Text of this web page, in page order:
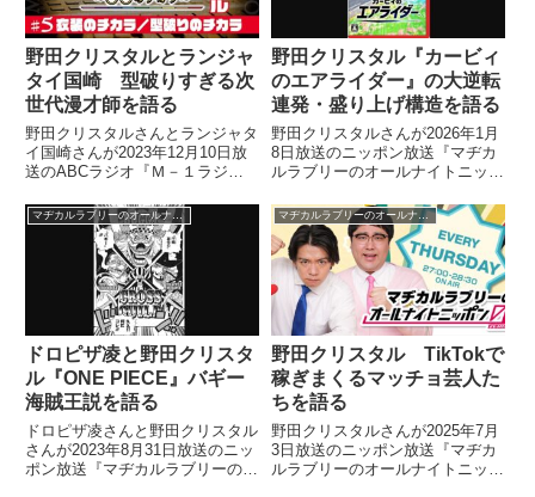
野田クリスタルとランジャ
タイ国崎 型破りすぎる次
世代漫才師を語る
野田クリスタルさんとランジャタ
イ国崎さんが2023年12月10日放
送のABCラジオ『Ｍ－１ラジオ
ランプリについてトーク。M-1公
式チャンネルで1回戦出場者の中
から特に変なネタを見続けていた
野田さんが型破りにもほどがある
次世代の漫才師たちについて話し
ていました。
野田クリスタル『カービィ
のエアライダー』の大逆転
連発・盛り上げ構造を語る
野田クリスタルさんが2026年1月
8日放送のニッポン放送『マヂカ
ルラブリーのオールナイトニッポ
フト『カービィのエアライダー』
についてトーク。「レースゲーム
史上、一番盛り上がる構造にして
いる」と話していました。
マヂカルラブリーのオールナイトニッポン0
ドロピザ凌と野田クリスタ
ル『ONE PIECE』バギー
海賊王説を語る
ドロピザ凌さんと野田クリスタル
さんが2023年8月31日放送のニッ
ポン放送『マヂカルラブリーのオ
マヂカルラブリーのオールナイトニッポン0
野田クリスタル TikTokで
稼ぎまくるマッチョ芸人た
ちを語る
野田クリスタルさんが2025年7月
3日放送のニッポン放送『マヂカ
ルラブリーのオールナイトニッポ